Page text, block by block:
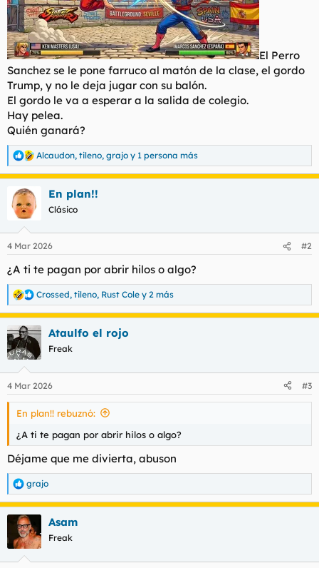
a
El Perro
Sanchez se le pone farruco al matón de la clase, el gordo
Trump, y no le deja jugar con su balón.
El gordo le va a esperar a la salida de colegio.
Hay pelea.
Quién ganará?
R
e
a
c
c
e
:
Alcaudon, tileno, grajo y 1 persona más
En plan!!
Clásico
4 Mar 2026 #2
¿A ti te pagan por abrir hilos o algo?
R
e
a
c
c
i
e
s
Crossed, tileno, Rust Cole y 2 más
Ataulfo el rojo
Freak
4 Mar 2026 #3
En plan!! rebuznó:
¿A ti te pagan por abrir hilos o algo?
Déjame que me divierta, abuson
R
e
a
i
grajo
Asam
Freak